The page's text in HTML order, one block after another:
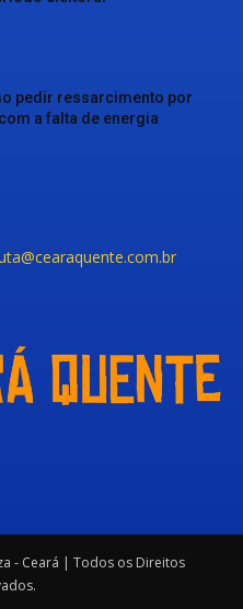
pedir ressarcimento por
a falta de energia
- Ceará | Todos os Direitos